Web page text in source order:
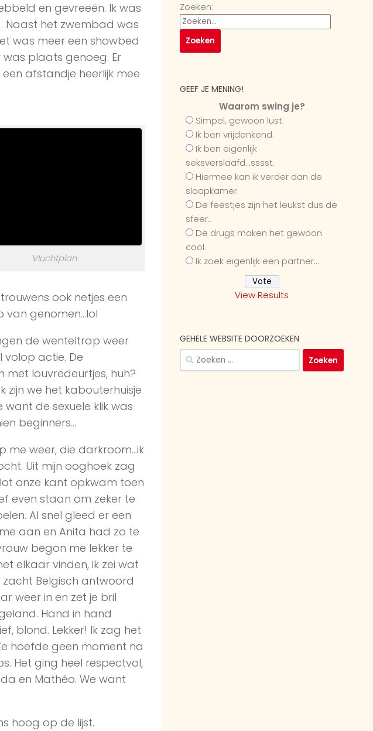
en gevreeën. Ik was
Naast het zwembad was
was meer een showbed
was plaats genoeg. Er
afstandje heerlijk mee
Vluchtplan
ook netjes een
van genomen…lol
de wenteltrap weer
actie. De
louvredeurtjes, huh?
zijn we het kabouterhuisje
de sexuele klik was
beginners…
me weer, die darkroom…ik
Uit mijn ooghoek zag
onze kant opkwam toen
even staan om zeker te
Al snel gleed er een
aan en Anita had zo te
begon me lekker te
elkaar vinden, ik zei wat
Belgisch antwoord
weer in en zet je bril
Hand in hand
blond. Lekker! Ik zag het
hoefde geen moment na
Het ging heel respectvol,
en Mathéo. We want
hoog op de lijst.
Zoeken:
GEEF JE MENING!
Waarom swing je?
Simpel, gewoon lust.
Ik ben vrijdenkend.
Ik ben eigenlijk
seksverslaafd...sssst.
Hiermee kan ik verder dan de
slaapkamer.
De feestjes zijn het leukst dus de
sfeer..
De drugs maken het gewoon
cool.
Ik zoek eigenlijk een partner...
View Results
GEHELE WEBSITE DOORZOEKEN
Zoeken
naar: